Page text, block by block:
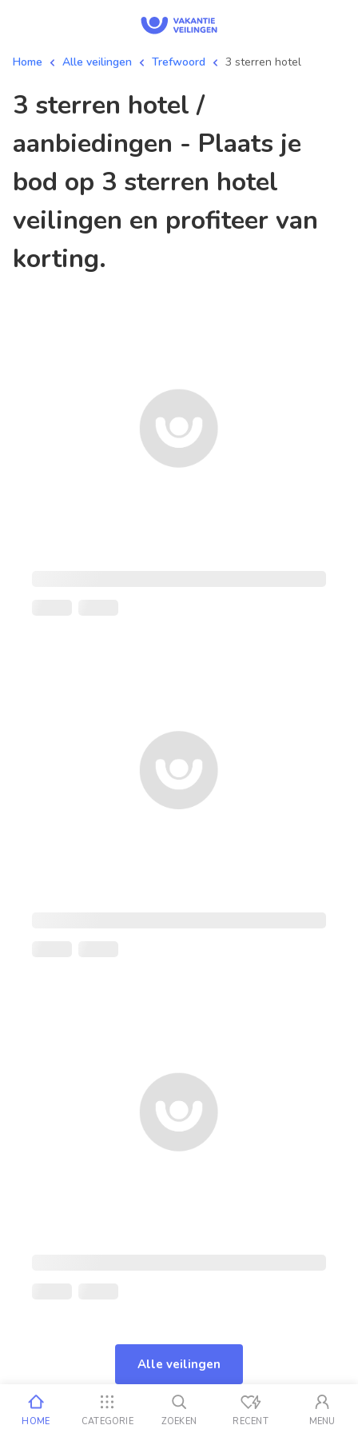
Home Alle veilingen Trefwoord 3 sterren hotel
3 sterren hotel /
aanbiedingen - Plaats je
bod op 3 sterren hotel
veilingen en profiteer van
korting.
Alle veilingen
HOME CATEGORIE ZOEKEN RECENT MENU